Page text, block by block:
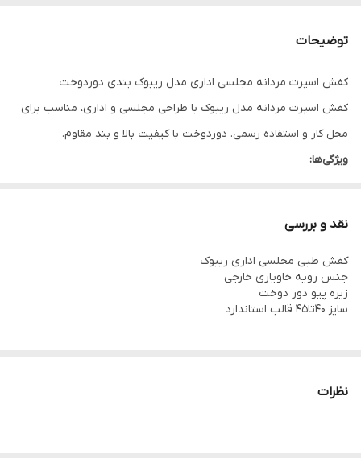
توضیحات
کفش اسپرت مردانه مجلسی اداری مدل ریبوک بندی دوردوخت
کفش اسپرت مردانه مدل ریبوک با طراحی مجلسی و اداری، مناسب برای
محل کار و استفاده رسمی. دوردوخت با کیفیت بالا و بند مقاوم.
ویژگی‌ها:
بند مقاوم
نقد و بررسی
کفش طبی مجلسی اداری ریبوک
جنس رویه خاویاری خارجی
زیره پیو دور دوخت
سایز ۴۰تا۴۵ قالب استاندارد
نظرات